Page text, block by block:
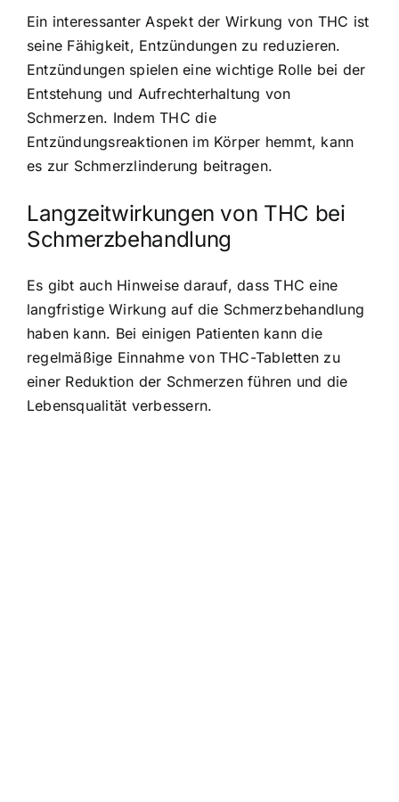
Ein interessanter Aspekt der Wirkung von THC ist
seine Fähigkeit, Entzündungen zu reduzieren.
Entzündungen spielen eine wichtige Rolle bei der
Entstehung und Aufrechterhaltung von
Schmerzen. Indem THC die
Entzündungsreaktionen im Körper hemmt, kann
es zur Schmerzlinderung beitragen.
Langzeitwirkungen von THC bei
Schmerzbehandlung
Es gibt auch Hinweise darauf, dass THC eine
langfristige Wirkung auf die Schmerzbehandlung
haben kann. Bei einigen Patienten kann die
regelmäßige Einnahme von THC-Tabletten zu
einer Reduktion der Schmerzen führen und die
Lebensqualität verbessern.